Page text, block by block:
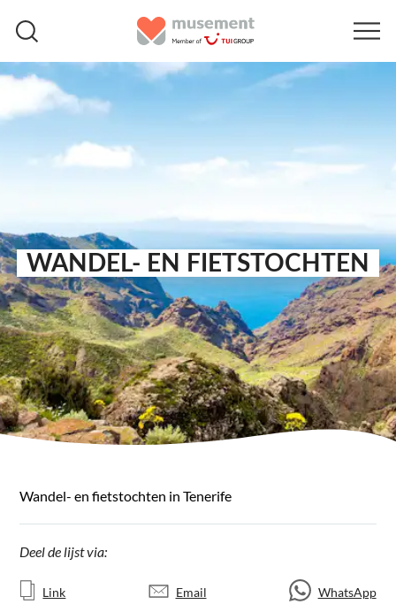
WANDEL- EN FIETSTOCHTEN
Wandel- en fietstochten in Tenerife
Deel de lijst via:
Link Email WhatsApp